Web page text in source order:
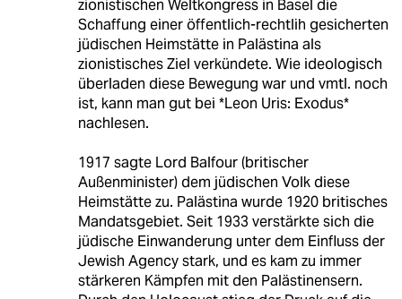
zionistischen Weltkongress in Basel die
Schaffung einer öffentlich-rechtlih gesicherten
jüdischen Heimstätte in Palästina als
zionistisches Ziel verkündete. Wie ideologisch
überladen diese Bewegung war und vmtl. noch
ist, kann man gut bei *Leon Uris: Exodus*
nachlesen.
1917 sagte Lord Balfour (britischer
Außenminister) dem jüdischen Volk diese
Heimstätte zu. Palästina wurde 1920 britisches
Mandatsgebiet. Seit 1933 verstärkte sich die
jüdische Einwanderung unter dem Einfluss der
Jewish Agency stark, und es kam zu immer
stärkeren Kämpfen mit den Palästinensern.